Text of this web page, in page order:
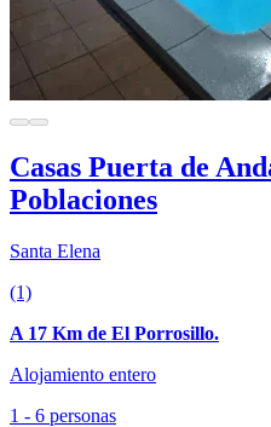
Casas Puerta de
Poblaciones
Santa Elena
(1)
A 17 Km de El Porrosillo.
Alojamiento entero
1 - 6 personas